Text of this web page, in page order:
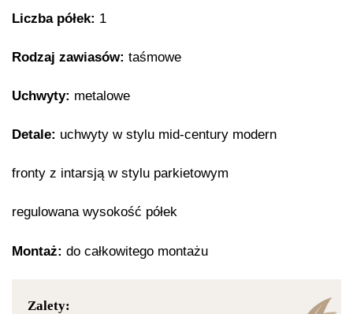
Liczba półek: 1
Rodzaj zawiasów: taśmowe
Uchwyty: metalowe
Detale: uchwyty w stylu mid-century modern
fronty z intarsją w stylu parkietowym
regulowana wysokość półek
Montaż: do całkowitego montażu
Zalety: